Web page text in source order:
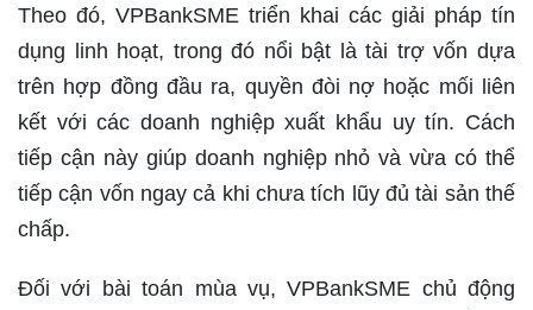
Theo đó, VPBankSME triển khai các giải pháp tín
dụng linh hoạt, trong đó nổi bật là tài trợ vốn dựa
trên hợp đồng đầu ra, quyền đòi nợ hoặc mối liên
kết với các doanh nghiệp xuất khẩu uy tín. Cách
tiếp cận này giúp doanh nghiệp nhỏ và vừa có thể
tiếp cận vốn ngay cả khi chưa tích lũy đủ tài sản thế
chấp.
Đối với bài toán mùa vụ, VPBankSME chủ động